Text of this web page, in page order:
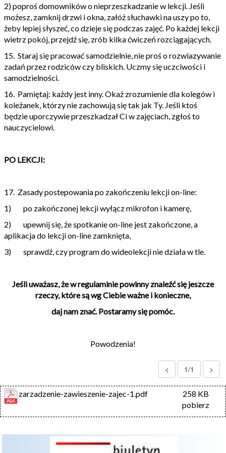
2) poproś domowników o nieprzeszkadzanie w lekcji. Jeśli
możesz, zamknij drzwi i okna, załóż słuchawki na uszy po to,
żeby lepiej słyszeć, co dzieje się podczas zajęć. Po każdej lekcji
wietrz pokój, przejdź się, zrób kilka ćwiczeń rozciągających.
15. Staraj się pracować samodzielnie, nie proś o rozwiazywanie
zadań przez rodziców czy bliskich. Uczmy się uczciwości i
samodzielności.
16. Pamiętaj: każdy jest inny. Okaż zrozumienie dla kolegów i
koleżanek, którzy nie zachowują się tak jak Ty. Jeśli ktoś
będzie uporczywie przeszkadzał Ci w zajęciach, zgłoś to
nauczycielowi.
PO LEKCJI:
17. Zasady postepowania po zakończeniu lekcji on-line:
1) po zakończonej lekcji wyłącz mikrofon i kamerę,
2) upewnij się, że spotkanie on-line jest zakończone, a
aplikacja do lekcji on-line zamknięta,
3) sprawdź, czy program do wideolekcji nie działa w tle.
Jeśli uważasz, że w regulaminie powinny znaleźć się jeszcze
rzeczy, które są wg Ciebie ważne i konieczne,
daj nam znać. Postaramy się pomóc.
Powodzenia!
< 1/1 >
zarzadzenie-zawieszenie-zajec-1.pdf
258 KB
pobierz